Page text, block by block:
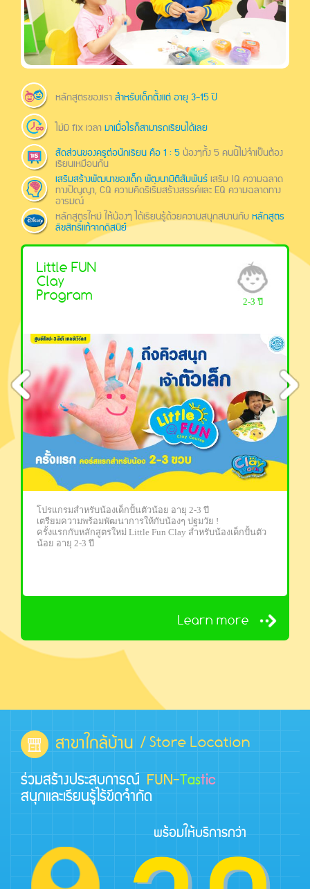
หลักสูตรของเราสำหรับเด็กตั้งแต่ อายุ 3-15 ปี
ไม่มี fix เวลามาเมื่อไรก็สามารถเรียนได้เลย
สัดส่วนของครูต่อนักเรียน คือ 1 : 5น้องๆทั้ง 5 คนนี้ไม่จำเป็นต้อง
เรียนเหมือนกัน
เสริมสร้างพัฒนาของเด็ก พัฒนามิติสัมพันธ์เสริม IQ ความฉลาด
ทางปัญญา, CQ ความคิดริเริ่มสร้างสรรค์และ EQ ความฉลาดทาง
อารมณ์
หลักสูตรใหม่ ให้น้องๆ ได้เรียนรู้ด้วยความสนุกสนานกับหลักสูตร
ลิขสิทธิ์แท้จากดิสนีย์
Little FUN
Clay
Program
2-3 ปี
โปรแกรมสำหรับน้องเด็กปั้นตัวน้อย อายุ 2-3 ปี
เตรียมความพร้อมพัฒนาการให้กับน้องๆ ปฐมวัย !
ครั้งแรกกับหลักสูตรใหม่ Little Fun Clay สำหรับน้องเด็กปั้นตัว
น้อย อายุ 2-3 ปี
Learn more
สาขาใกล้บ้าน / Store Location
ร่วมสร้างประสบการณ์ FUN-Tastic
สนุกและเรียนรู้ไร้ขีดจำกัด
พร้อมให้บริการกว่า